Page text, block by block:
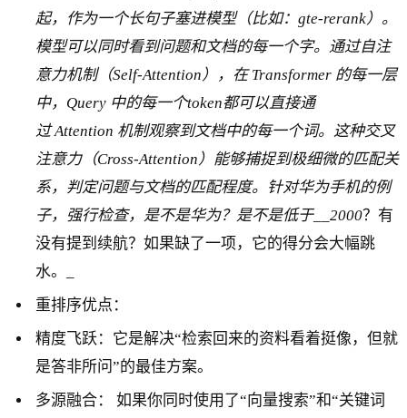
起，作为一个长句子塞进模型（比如：gte-rerank）。
模型可以同时看到问题和文档的每一个字。通过自注
意力机制（Self-Attention），在 Transformer 的每一层
中，Query 中的每一个token都可以直接通
过 Attention 机制观察到文档中的每一个词。这种交叉
注意力（Cross-Attention）能够捕捉到极细微的匹配关
系，判定问题与文档的匹配程度。 针对华为手机的例
子，强行检查，是不是华为？是不是低于__2000？有
没有提到续航？如果缺了一项，它的得分会大幅跳
水。_
重排序优点：
精度飞跃：它是解决“检索回来的资料看着挺像，但就
是答非所问”的最佳方案。
多源融合： 如果你同时使用了“向量搜索”和“关键词